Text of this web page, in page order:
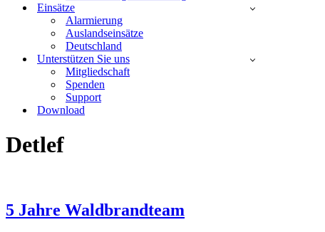
Einsätze
Alarmierung
Auslandseinsätze
Deutschland
Unterstützen Sie uns
Mitgliedschaft
Spenden
Support
Download
Detlef
5 Jahre Waldbrandteam